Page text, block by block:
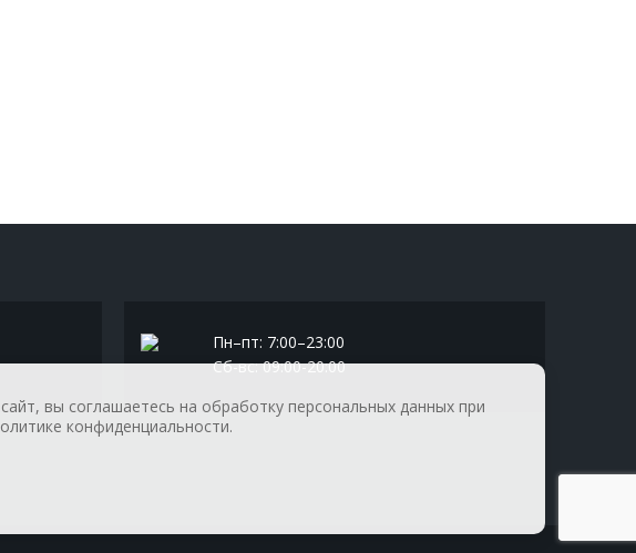
вы соглашаетесь на обработку персональных данных при
конфиденциальности.
Пн–пт: 7:00–23:00
Сб-вс: 09:00-20:00